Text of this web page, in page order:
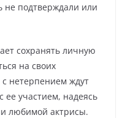
не подтверждали или
сохранять личную
на своих
нетерпением ждут
ее участием, надеясь
любимой актрисы.